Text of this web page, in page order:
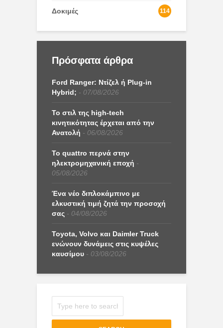
Δοκιμές 114
Πρόσφατα άρθρα
Ford Ranger: Ντίζελ ή Plug-in
Hybrid;
07/08/2026
Το στιλ της high-tech
κινητικότητας έρχεται από την
Ανατολή
06/08/2026
Το quattro περνά στην
ηλεκτρομηχανική εποχή
05/08/2026
Ένα νέο διπλοκάμπινο με
ελκυστική τιμή ζητά την προσοχή
σας
04/08/2026
Toyota, Volvo και Daimler Truck
ενώνουν δυνάμεις στις κυψέλες
καυσίμου
03/08/2026